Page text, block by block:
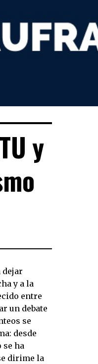
y
dejar
y a la
entre
un debate
se
desde
se ha
dirime la